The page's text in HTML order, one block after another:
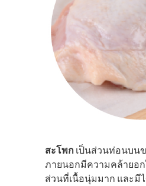
สะโพก เป็นส่วนท่อนบน
ภายนอกมีความคล้ายอก
ส่วนที่เนื้อนุ่มมาก และ